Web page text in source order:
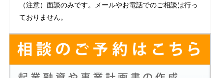
（注意）面談のみです。メールやお電話でのご相談は行っ
ておりません。